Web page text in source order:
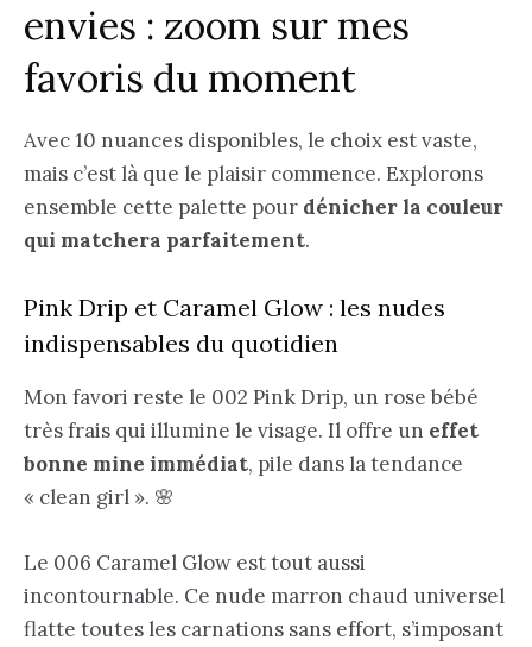
envies : zoom sur mes
favoris du moment
Avec 10 nuances disponibles, le choix est vaste,
mais c’est là que le plaisir commence. Explorons
ensemble cette palette pour dénicher la couleur
qui matchera parfaitement.
Pink Drip et Caramel Glow : les nudes
indispensables du quotidien
Mon favori reste le 002 Pink Drip, un rose bébé
très frais qui illumine le visage. Il offre un effet
bonne mine immédiat, pile dans la tendance
« clean girl ». 🌸
Le 006 Caramel Glow est tout aussi
incontournable. Ce nude marron chaud universel
flatte toutes les carnations sans effort, s’imposant